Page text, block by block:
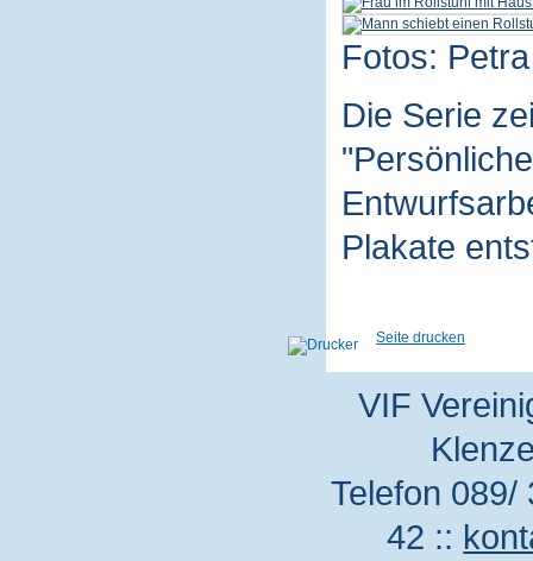
Fotos:
Die Serie
Plakate
Seite drucken
VIF
Telefon
42 ::